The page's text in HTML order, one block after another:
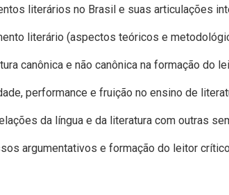
literários no Brasil e suas articulações
literário (aspectos teóricos e
canônica e não canônica na formação do
performance e fruição no ensino de
da língua e da literatura com outras
argumentativos e formação do leitor